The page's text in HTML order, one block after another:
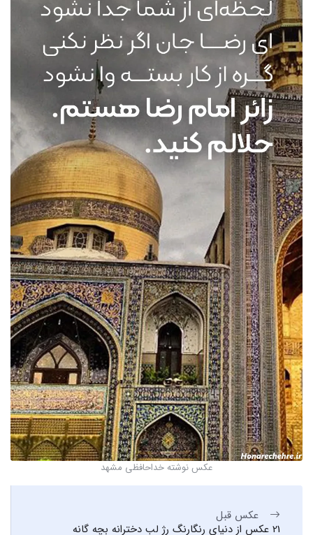
عکس نوشته خداحافظی مشهد
عکس قبل
21 عکس از دنیای رنگارنگ رژ لب دخترانه بچه گانه